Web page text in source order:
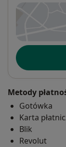
Dostępność
Metody
Gotówka
Karta
Blik
Revolut